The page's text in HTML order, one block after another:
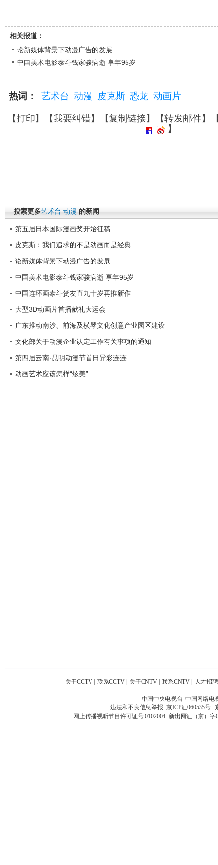
相关报道：
论新媒体背景下动漫广告的发展
中国美术电影泰斗钱家骏病逝 享年95岁
热词： 艺术台 动漫 皮克斯 恐龙 动画片
【打印】【我要纠错】【复制链接】【转发邮件】
】
搜索更多艺术台 动漫 的新闻
第五届日本国际漫画奖开始征稿
皮克斯：我们追求的不是动画而是经典
论新媒体背景下动漫广告的发展
中国美术电影泰斗钱家骏病逝 享年95岁
中国连环画泰斗贺友直九十岁再推新作
大型3D动画片首播献礼大运会
广东推动南沙、前海及横琴文化创意产业园区建设
文化部关于动漫企业认定工作有关事项的通知
第四届云南·昆明动漫节首日异彩连连
动画艺术应该怎样“炫美”
关于CCTV 联系CCTV 关于CNTV 联系CNTV 人才招聘
中国中央电视台 中国网络电
违法和不良信息举报 京ICP证060535号
网上传播视听节目许可证号 0102004 新出网证（京）